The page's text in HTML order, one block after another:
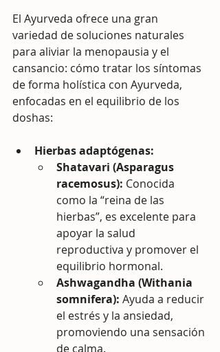
El Ayurveda ofrece una gran
variedad de soluciones naturales
para aliviar la menopausia y el
cansancio: cómo tratar los síntomas
de forma holística con Ayurveda,
enfocadas en el equilibrio de los
doshas:
Hierbas adaptógenas:
Shatavari (Asparagus
racemosus): Conocida
como la “reina de las
hierbas”, es excelente para
apoyar la salud
reproductiva y promover el
equilibrio hormonal.
Ashwagandha (Withania
somnifera): Ayuda a reducir
el estrés y la ansiedad,
promoviendo una sensación
de calma.